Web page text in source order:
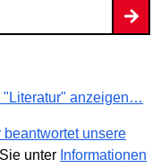
"Literatur" anzeigen…
unsere
unter Informationen